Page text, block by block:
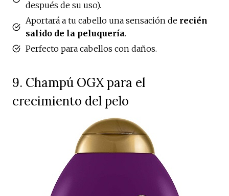
después de su uso).
Aportará a tu cabello una sensación de recién
salido de la peluquería.
Perfecto para cabellos con daños.
9. Champú OGX para el
crecimiento del pelo